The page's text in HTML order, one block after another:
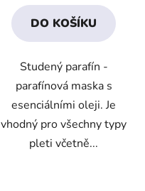
2,8
z
hvězdiček.
DO KOŠÍKU
Studený parafín -
parafínová maska s
esenciálními oleji. Je
vhodný pro všechny typy
pleti včetně...